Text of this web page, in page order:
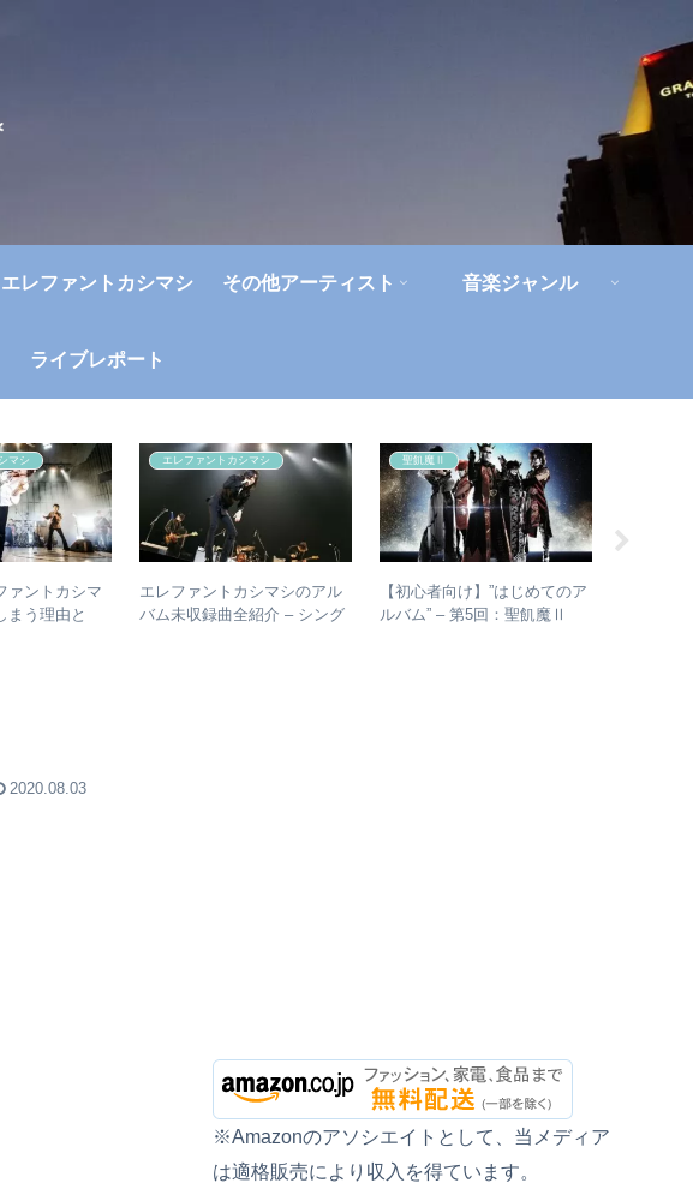
エレファントカシマシ その他アーティスト 音楽ジャンル
ライブレポート
マシ
ァントカシマ
まう理由と
エレファントカシマシ
エレファントカシマシのアル
バム未収録曲全紹介 – シング
聖飢魔Ⅱ
【初心者向け】”はじめてのア
ルバム” – 第5回：聖飢魔Ⅱ
2020.08.03
※Amazonのアソシエイトとして、当メディア
は適格販売により収入を得ています。